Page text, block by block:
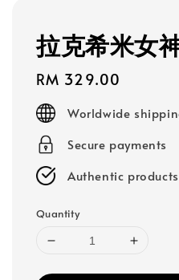
拉克希米女
Regular
price
RM 329.00
Worldwide
Secure payments
Authentic products
Quantity